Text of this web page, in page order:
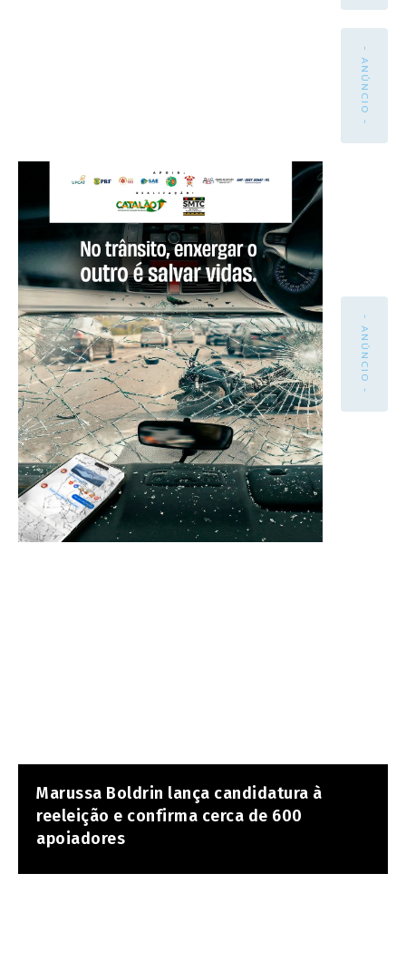
- ANÚNCIO -
- ANÚNCIO -
Marussa Boldrin lança candidatura à
reeleição e confirma cerca de 600
apoiadores